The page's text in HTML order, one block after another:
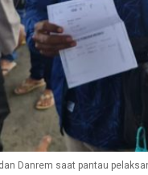
Danrem saat pantau